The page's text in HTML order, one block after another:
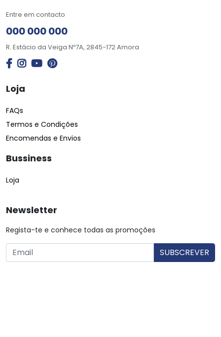
Entre em contacto
000 000 000
R. Estácio da Veiga Nº7A, 2845-172 Amora
Loja
FAQs
Termos e Condições
Encomendas e Envios
Bussiness
Loja
Newsletter
Regista-te e conhece todas as promoções